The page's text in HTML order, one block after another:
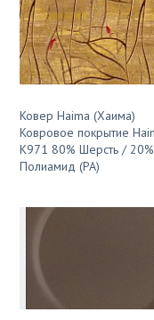
Ковер Haima (Хаима)
Ковровое покрытие
К971 80% Шерсть / 20%
Полиамид (PA)